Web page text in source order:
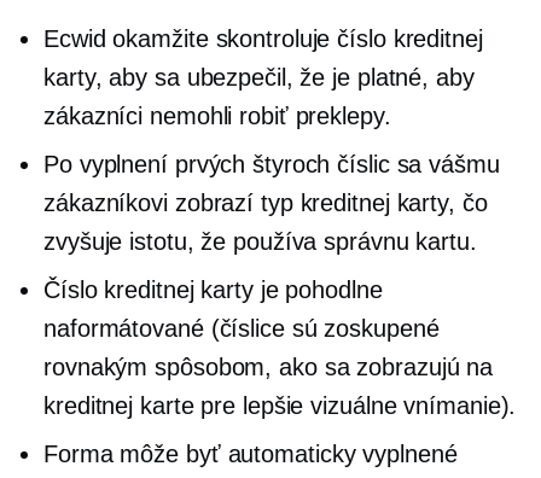
Ecwid okamžite skontroluje číslo kreditnej
karty, aby sa ubezpečil, že je platné, aby
zákazníci nemohli robiť preklepy.
Po vyplnení prvých štyroch číslic sa vášmu
zákazníkovi zobrazí typ kreditnej karty, čo
zvyšuje istotu, že používa správnu kartu.
Číslo kreditnej karty je pohodlne
naformátované (číslice sú zoskupené
rovnakým spôsobom, ako sa zobrazujú na
kreditnej karte pre lepšie vizuálne vnímanie).
Forma môže byť automaticky vyplnené